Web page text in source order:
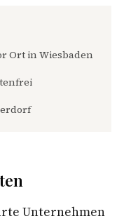
Ort in Wiesbaden
Unternehmen